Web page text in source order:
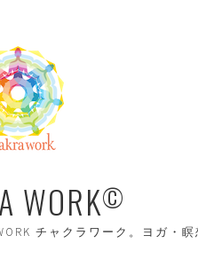
WORK©
チャクラワーク。ヨガ・